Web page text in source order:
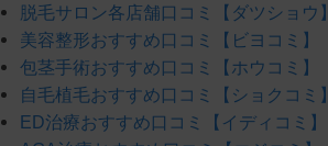
脱毛サロン各店舗口コミ【ダツショウ】
美容整形おすすめ口コミ【ビヨコミ】
包茎手術おすすめ口コミ【ホウコミ】
自毛植毛おすすめ口コミ【ショクコミ】
ED治療おすすめ口コミ【イディコミ】